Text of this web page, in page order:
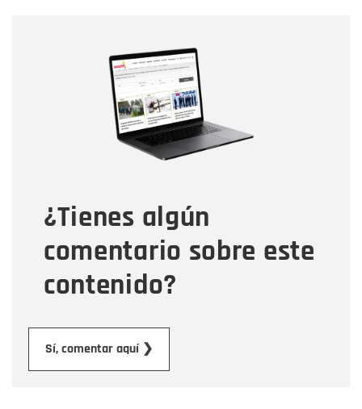
¿Tienes algún
comentario sobre este
contenido?
Sí, comentar aquí ❯
Correo electrónico
Tipo de comentario
Mensaje